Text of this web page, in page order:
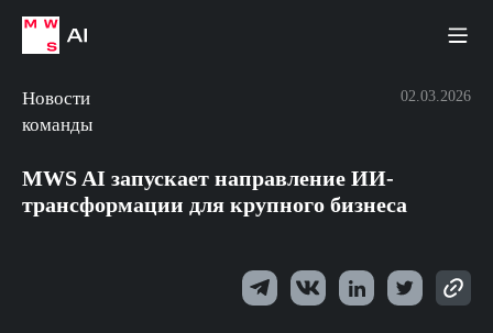
Новости
команды
02.03.2026
MWS AI запускает направление ИИ-
трансформации для крупного бизнеса